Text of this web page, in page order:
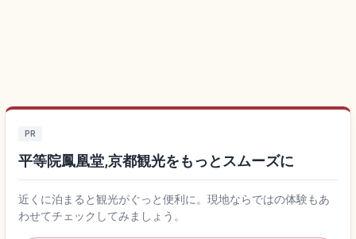
PR
平等院鳳凰堂,京都観光をもっとスムーズに
近くに泊まると観光がぐっと便利に。現地ならではの体験もあ
わせてチェックしてみましょう。